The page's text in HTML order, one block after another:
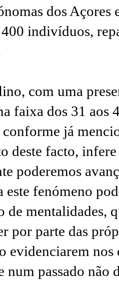
dos
indivíduos,
com uma
faixa dos 31 aos
já
deste facto,
poderemos
fenómeno
de mentalidades,
por parte das
evidenciarem nos
num passado não